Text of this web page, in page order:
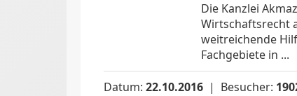
Die Kanzlei
Wirtschaftsrecht
weitreichende
Fachgebiete in ...
Datum: 22.10.2016 | Besucher: